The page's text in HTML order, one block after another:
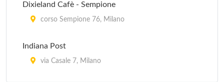
Dixieland Cafè - Sempione
corso Sempione 76, Milano
Indiana Post
via Casale 7, Milano